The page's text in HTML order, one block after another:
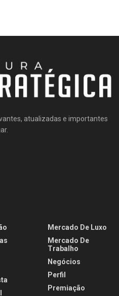
atualizadas e importantes
Mercado De Luxo
Mercado De
Trabalho
Negócios
Perfil
Premiação